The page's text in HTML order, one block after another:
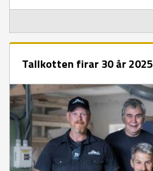
Tallkotten firar 30 år 2025